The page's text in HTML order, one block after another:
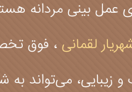
عمل بینی مردانه
لقمانی ، فوق
و زیبایی، می‌تواند